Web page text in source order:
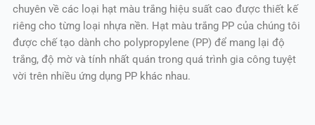
chuyên về các loại hạt màu trắng hiệu suất cao được thiết kế
riêng cho từng loại nhựa nền. Hạt màu trắng PP của chúng tôi
được chế tạo dành cho polypropylene (PP) để mang lại độ
trắng, độ mờ và tính nhất quán trong quá trình gia công tuyệt
vời trên nhiều ứng dụng PP khác nhau.